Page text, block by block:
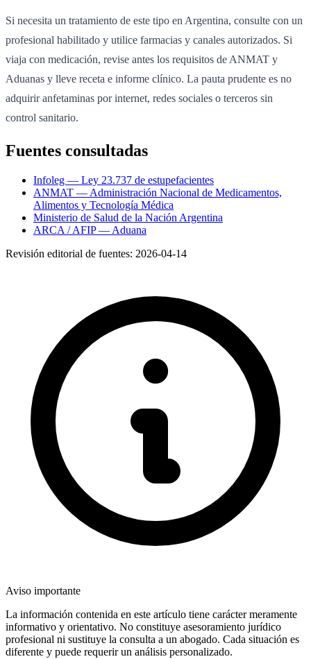
Si necesita un tratamiento de este tipo en Argentina, consulte con un
profesional habilitado y utilice farmacias y canales autorizados. Si
viaja con medicación, revise antes los requisitos de ANMAT y
Aduanas y lleve receta e informe clínico. La pauta prudente es no
adquirir anfetaminas por internet, redes sociales o terceros sin
control sanitario.
Fuentes consultadas
Infoleg — Ley 23.737 de estupefacientes
ANMAT — Administración Nacional de Medicamentos,
Alimentos y Tecnología Médica
Ministerio de Salud de la Nación Argentina
ARCA / AFIP — Aduana
Revisión editorial de fuentes: 2026-04-14
Aviso importante
La información contenida en este artículo tiene carácter meramente
informativo y orientativo. No constituye asesoramiento jurídico
profesional ni sustituye la consulta a un abogado. Cada situación es
diferente y puede requerir un análisis personalizado.